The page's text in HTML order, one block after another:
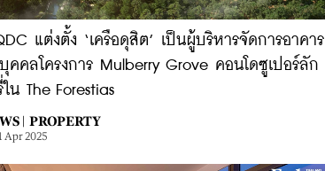
แต่งตั้ง ‘เครือดุสิต’ เป็นผู้บริหารจัดการอาคาร
คคลโครงการ Mulberry Grove คอนโดซูเปอร์ลัก
ใน The Forestias
| PROPERTY
Apr 2025